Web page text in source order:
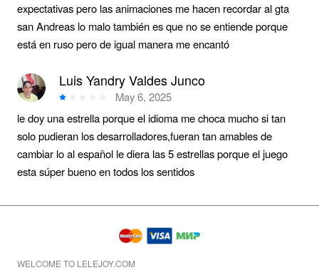
expectativas pero las animaciones me hacen recordar al gta
san Andreas lo malo también es que no se entiende porque
está en ruso pero de igual manera me encantó
Luis Yandry Valdes Junco
May 6, 2025
le doy una estrella porque el idioma me choca mucho si tan
solo pudieran los desarrolladores,fueran tan amables de
cambiar lo al español le diera las 5 estrellas porque el juego
esta súper bueno en todos los sentidos
WELCOME TO LELEJOY.COM